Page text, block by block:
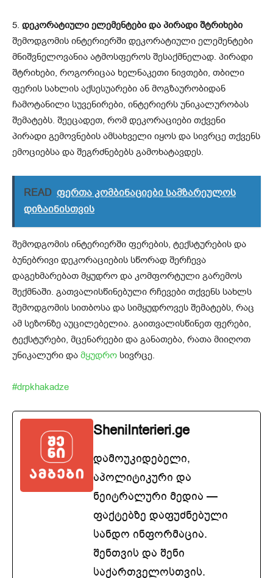
5. დეკორატიული ელემენტები და პირადი შტრიხები
შემოდგომის ინტერიერში დეკორატიული ელემენტები
მნიშვნელოვანია ატმოსფეროს შესაქმნელად. პირადი
შტრიხები, როგორიცაა ხელნაკეთი ნივთები, თბილი
ფერის სახლის აქსესუარები ან მოგზაურობიდან
ჩამოტანილი სუვენირები, ინტერიერს უნიკალურობას
შემატებს. შეეცადეთ, რომ დეკორაციები თქვენი
პირადი გემოვნების ამსახველი იყოს და სივრცე თქვენს
ემოციებსა და შეგრძნებებს გამოხატავდეს.
READ ფერთა კომბინაციები სამზარეულოს
დიზაინისთვის
შემოდგომის ინტერიერში ფერების, ტექსტურების და
ბუნებრივი დეკორაციების სწორად შერჩევა
დაგეხმარებათ მყუდრო და კომფორტული გარემოს
შექმნაში. გათვალისწინებული რჩევები თქვენს სახლს
შემოდგომის სითბოსა და სიმყუდროვეს შემატებს, რაც
ამ სეზონზე აუცილებელია. გაითვალისწინეთ ფერები,
ტექსტურები, მცენარეები და განათება, რათა მიიღოთ
უნიკალური და მყუდრო სივრცე.
#drpkhakadze
SheniInterieri.ge
დამოუკიდებელი,
აპოლიტიკური და
ნეიტრალური მედია —
ფაქტებზე დაფუძნებული
სანდო ინფორმაცია.
შენთვის და შენი
საქართველოსთვის.